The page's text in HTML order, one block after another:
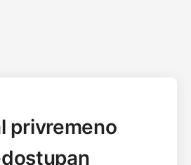
privremeno